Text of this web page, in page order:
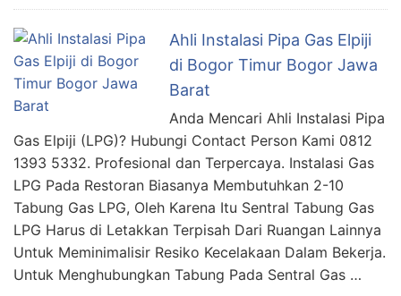
Ahli Instalasi Pipa Gas Elpiji
di Bogor Timur Bogor Jawa
Barat
Anda Mencari Ahli Instalasi Pipa
Gas Elpiji (LPG)? Hubungi Contact Person Kami 0812
1393 5332. Profesional dan Terpercaya. Instalasi Gas
LPG Pada Restoran Biasanya Membutuhkan 2-10
Tabung Gas LPG, Oleh Karena Itu Sentral Tabung Gas
LPG Harus di Letakkan Terpisah Dari Ruangan Lainnya
Untuk Meminimalisir Resiko Kecelakaan Dalam Bekerja.
Untuk Menghubungkan Tabung Pada Sentral Gas …